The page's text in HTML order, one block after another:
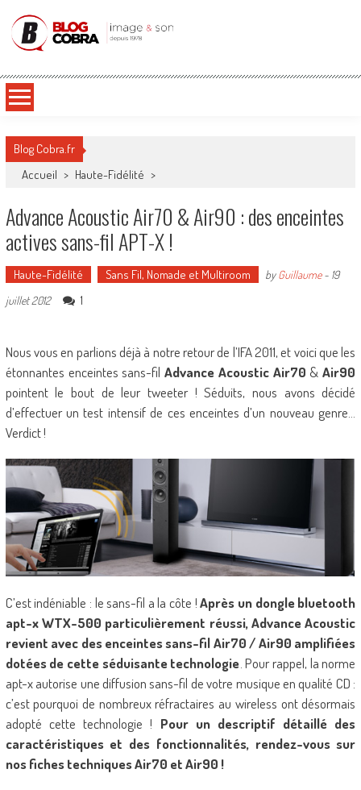
Blog Cobra
Blog Cobra.fr
Accueil > Haute-Fidélité >
Advance Acoustic Air70 & Air90 : des enceintes
actives sans-fil APT-X !
Haute-Fidélité Sans Fil, Nomade et Multiroom byGuillaume- 19
juillet 2012
1
Nous vous en parlions déjà à notre retour de l’IFA 2011, et voici que les
étonnantes enceintes sans-filAdvance Acoustic Air70 & Air90
pointent le bout de leur tweeter ! Séduits, nous avons décidé
d’effectuer un test intensif de ces enceintes d’un nouveau genre…
Verdict !
C’est indéniable : le sans-fil a la côte !Après un dongle bluetooth
apt-x WTX-500 particulièrement réussi, Advance Acoustic
revient avec des enceintes sans-fil Air70 / Air90 amplifiées
dotées de cette séduisante technologie . Pour rappel, la norme
apt-x autorise une diffusion sans-fil de votre musique en qualité CD :
c’est pourquoi de nombreux réfractaires au wireless ont désormais
adopté cette technologie ! Pour un descriptif détaillé des
caractéristiques et des fonctionnalités, rendez-vous sur
nos fiches techniques Air70 et Air90 !